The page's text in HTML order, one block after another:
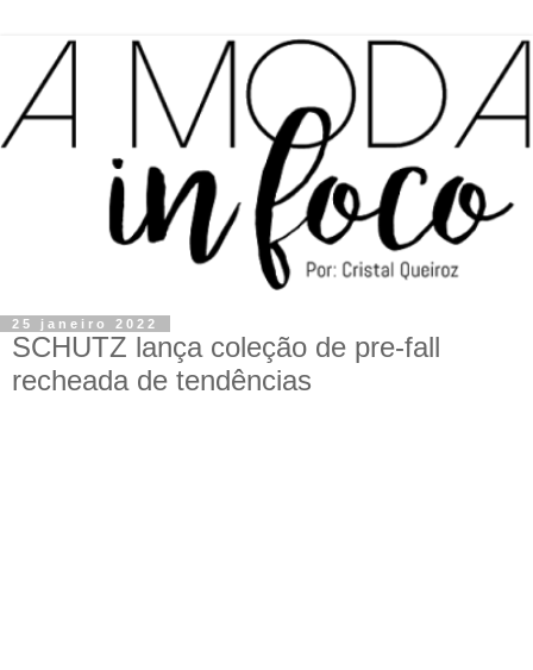
25 janeiro 2022
SCHUTZ lança coleção de pre-fall
recheada de tendências